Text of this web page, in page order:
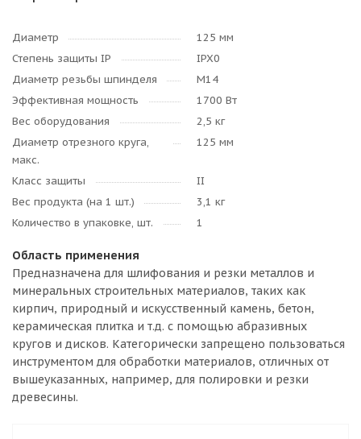
Диаметр
125 мм
Степень защиты IP
IPX0
Диаметр резьбы шпинделя
M14
Эффективная мощность
1700 Вт
Вес оборудования
2,5 кг
Диаметр отрезного круга,
макс.
125 мм
Класс защиты
II
Вес продукта (на 1 шт.)
3,1 кг
Количество в упаковке, шт.
1
Область применения
Предназначена для шлифования и резки металлов и
минеральных строительных материалов, таких как
кирпич, природный и искусственный камень, бетон,
керамическая плитка и т.д. с помощью абразивных
кругов и дисков. Категорически запрещено пользоваться
инструментом для обработки материалов, отличных от
вышеуказанных, например, для полировки и резки
древесины.